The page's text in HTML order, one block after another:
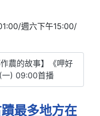
週六下午15:00/
農的故事】《呷好
) 09:00首播
最多地方在